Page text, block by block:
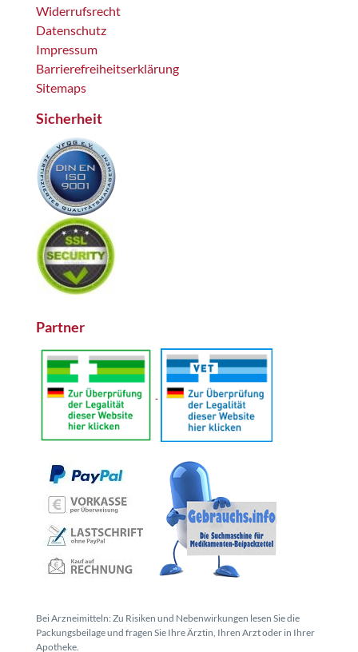
Widerrufsrecht
Datenschutz
Impressum
Barrierefreiheitserklärung
Sitemaps
Sicherheit
Partner
Bei Arzneimitteln: Zu Risiken und Nebenwirkungen lesen Sie die
Packungsbeilage und fragen Sie Ihre Ärztin, Ihren Arzt oder in Ihrer
Apotheke.